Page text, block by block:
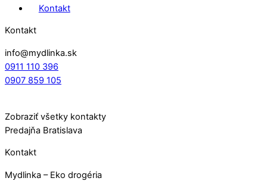
Kontakt
Kontakt
info@mydlinka.sk
0911 110 396
0907 859 105
Zobraziť všetky kontakty
Predajňa Bratislava
Kontakt
Mydlinka – Eko drogéria